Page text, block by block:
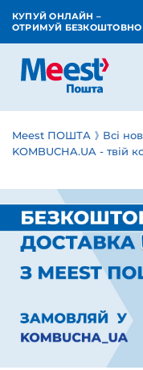
КУПУЙ ОНЛАЙН –
ОТРИМУЙ БЕЗКОШТОВНО
Meest ПОШТА Всі
KOMBUCHA.UA - твій